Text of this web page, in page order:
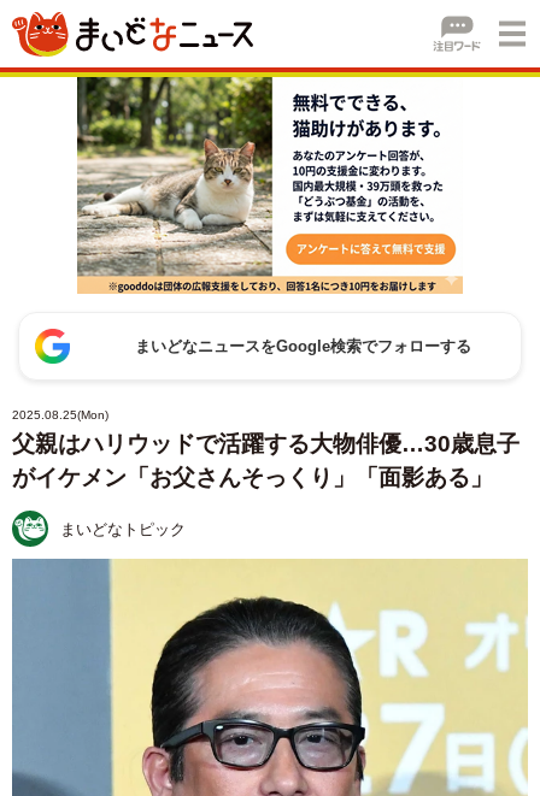
まいどなニュースをGoogle検索でフォローする
2025.08.25(Mon)
父親はハリウッドで活躍する大物俳優…30歳息子
がイケメン「お父さんそっくり」「面影ある」
まいどなトピック